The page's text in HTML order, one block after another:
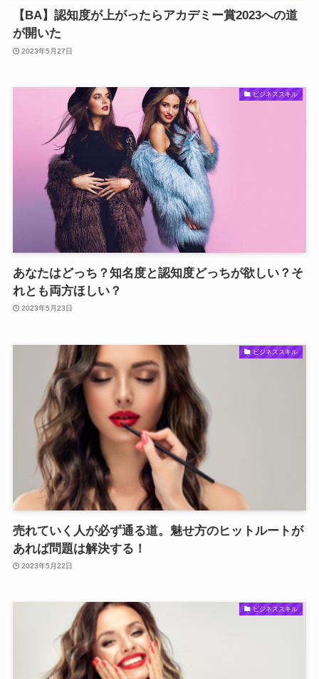
【BA】認知度が上がったらアカデミー賞2023への道
が開いた
2023年5月27日
ビジネススキル
あなたはどっち？知名度と認知度どっちが欲しい？そ
れとも両方ほしい？
2023年5月23日
ビジネススキル
売れていく人が必ず通る道。魅せ方のヒットルートが
あれば問題は解決する！
2023年5月22日
ビジネススキル